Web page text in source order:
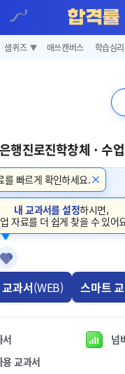
샘퀴즈 매쓰캔버스 학습심
를 빠르게 확인하세요.
행진로진학창체 · 수
내 교과서를 설정하시면,
자료를 더 쉽게 찾을 수 있어
과서(WEB) 스마트
서
용 교과서
넘